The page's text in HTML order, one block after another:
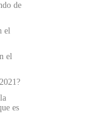
de
el
el
es